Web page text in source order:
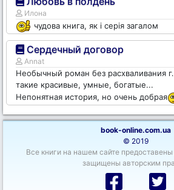
Илона
чудова книга, як і серія загалом
Сердечный договор
Annat
Необычный роман без расхваливания
такие красивые, умные, богатые...
Непонятная история, но очень добрая
book-online.com.ua
© 2019
Все книги на нашем сайте
защищены авторским